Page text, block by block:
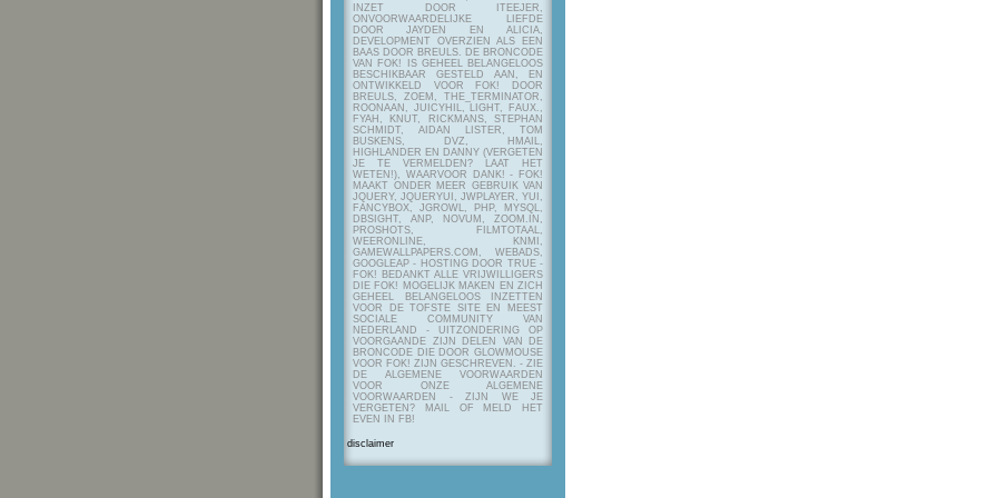
INZET DOOR ITEEJER,
ONVOORWAARDELIJKE LIEFDE
DOOR JAYDEN EN ALICIA,
DEVELOPMENT OVERZIEN ALS EEN
BAAS DOOR BREULS. DE BRONCODE
VAN FOK! IS GEHEEL BELANGELOOS
BESCHIKBAAR GESTELD AAN, EN
ONTWIKKELD VOOR FOK! DOOR
BREULS, ZOEM, THE_TERMINATOR,
ROONAAN, JUICYHIL, LIGHT, FAUX.,
FYAH, KNUT, RICKMANS, STEPHAN
SCHMIDT, AIDAN LISTER, TOM
BUSKENS, DVZ, HMAIL,
HIGHLANDER EN DANNY (VERGETEN
JE TE VERMELDEN? LAAT HET
WETEN!), WAARVOOR DANK! - FOK!
MAAKT ONDER MEER GEBRUIK VAN
JQUERY, JQUERYUI, JWPLAYER, YUI,
FANCYBOX, JGROWL, PHP, MYSQL,
DBSIGHT, ANP, NOVUM, ZOOM.IN,
PROSHOTS, FILMTOTAAL,
WEERONLINE, KNMI,
GAMEWALLPAPERS.COM, WEBADS,
GOOGLEAP - HOSTING DOOR TRUE -
FOK! BEDANKT ALLE VRIJWILLIGERS
DIE FOK! MOGELIJK MAKEN EN ZICH
GEHEEL BELANGELOOS INZETTEN
VOOR DE TOFSTE SITE EN MEEST
SOCIALE COMMUNITY VAN
NEDERLAND - UITZONDERING OP
VOORGAANDE ZIJN DELEN VAN DE
BRONCODE DIE DOOR GLOWMOUSE
VOOR FOK! ZIJN GESCHREVEN. - ZIE
DE ALGEMENE VOORWAARDEN
VOOR ONZE ALGEMENE
VOORWAARDEN - ZIJN WE JE
VERGETEN? MAIL OF MELD HET
EVEN IN FB!
disclaimer